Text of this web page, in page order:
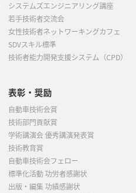
システムズエンジニアリング講座
若手技術者交流会
女性技術者ネットワーキングカフェ
SDVスキル標準
技術者能力開発支援システム（CPD）
表彰・奨励
自動車技術会賞
技術部門貢献賞
学術講演会 優秀講演発表賞
技術教育賞
自動車技術会フェロー
標準化活動 功労者感謝状
出版・編集 功績感謝状